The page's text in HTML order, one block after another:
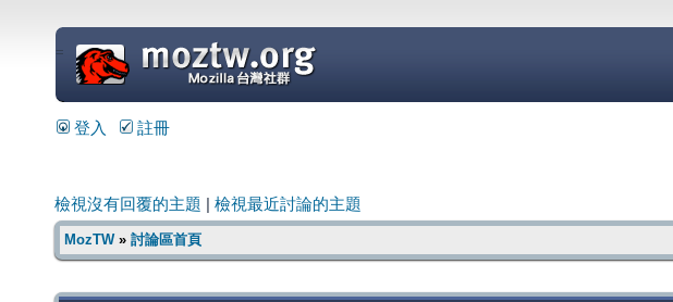
=
登入 註冊
檢視沒有回覆的主題 檢視最近討論的主題
MozTW» 討論區首頁